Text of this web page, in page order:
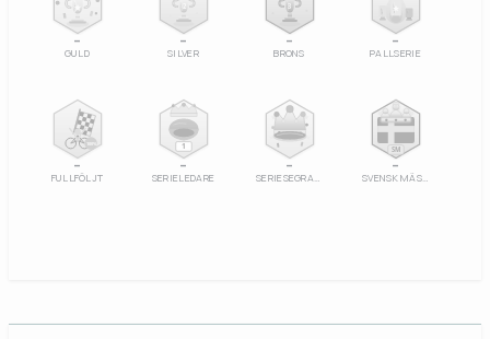
–
GULD
–
SILVER
3
–
BRONS
–
PALLSERIE
100%
–
FULLFÖLJT
1
–
SERIELEDARE
–
SERIESEGRARE
SM
–
SVENSK MÄSTARE